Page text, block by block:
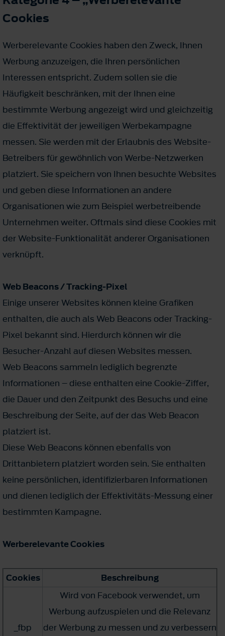
Cookies
Werberelevante Cookies haben den Zweck, Ihnen
Werbung anzuzeigen, die Ihren persönlichen
Interessen entspricht. Zudem sollen sie die
Häufigkeit beschränken, mit der Ihnen eine
bestimmte Werbung angezeigt wird und gleichzeitig
die Effektivität der jeweiligen Werbekampagne
messen. Sie werden mit der Erlaubnis des Website-
Betreibers für gewöhnlich von Werbe-Netzwerken
platziert. Sie speichern von Ihnen besuchte Websites
und geben diese Informationen an andere
Organisationen wie zum Beispiel werbetreibende
Unternehmen weiter. Oftmals sind diese Cookies mit
der Website-Funktionalität anderer Organisationen
verknüpft.
Web Beacons / Tracking-Pixel
Einige unserer Websites können kleine Grafiken
enthalten, die auch als Web Beacons oder Tracking-
Pixel bekannt sind. Hierdurch können wir die
Besucher-Anzahl auf diesen Websites messen.
Web Beacons sammeln lediglich begrenzte
Informationen – diese enthalten eine Cookie-Ziffer,
die Dauer und den Zeitpunkt des Besuchs und eine
Beschreibung der Seite, auf der das Web Beacon
platziert ist.
Diese Web Beacons können ebenfalls von
Drittanbietern platziert worden sein. Sie enthalten
keine persönlichen, identifizierbaren Informationen
und dienen lediglich der Effektivitäts-Messung einer
bestimmten Kampagne.
Werberelevante Cookies
Cookies Beschreibung
_fbp
Wird von Facebook verwendet, um
Werbung aufzuspielen und die Relevanz
der Werbung zu messen und zu verbessern